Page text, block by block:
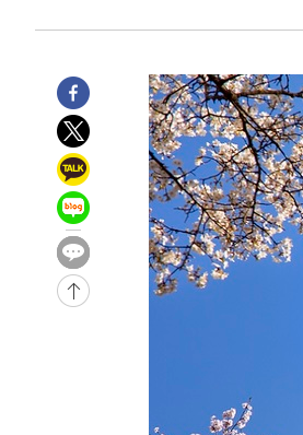
-10496초 전 >[속보] 뉴욕증시, 일제 하
-31581초 전 >
[속보]종합특검, '관저이전
-28181초 전 >
민주 콩고 에볼라환자 4
-27431초 전 >
[속보]'300억원대 사기 혐
-26625초 전 >
"미 전국적 살모네라 식
-25138초 전 >
[속보]경찰·노동부, HL만
-25019초 전 >
[속보]합수본, '투표율 허
압수수색
-24774초 전 >
[속보]원·달러 환율, 오전
-24570초 전 >
[속보]삼성전자·SK하이
[속보]코스닥, 5.95포인
[속보]코스피, 6300선
시리아 다마스쿠스 교외
입추에도 극한더위…서